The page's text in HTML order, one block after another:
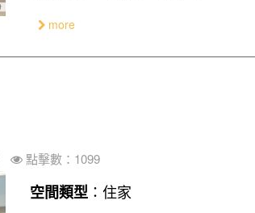
more
點擊數：1099
空間類型 ：住家